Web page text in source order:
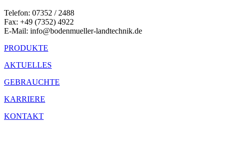
Telefon: 07352 / 2488
Fax: +49 (7352) 4922
E-Mail: info@bodenmueller-landtechnik.de
PRODUKTE
AKTUELLES
GEBRAUCHTE
KARRIERE
KONTAKT